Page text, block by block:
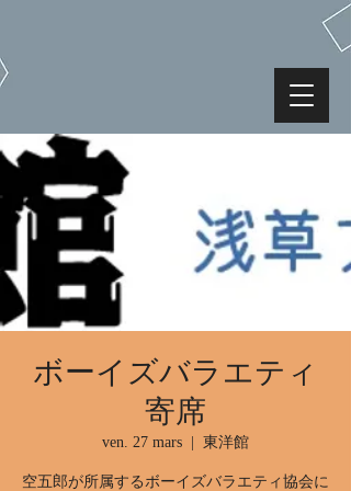
ボーイズバラエティ
寄席
ven. 27 mars 東洋館
空五郎が所属するボーイズバラエティ協会に